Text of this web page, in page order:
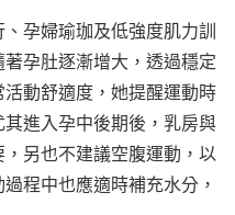
孕婦瑜珈及低強度肌力訓
孕肚逐漸增大，透過穩定
動舒適度，她提醒運動時
進入孕中後期後，乳房與
另也不建議空腹運動，以
程中也應適時補充水分，